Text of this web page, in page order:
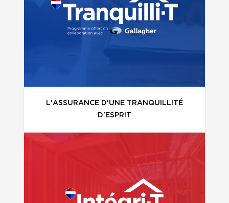
L'ASSURANCE D'UNE TRANQUILLITÉ
D'ESPRIT